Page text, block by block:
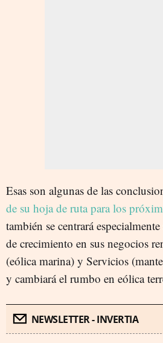
Esas son algunas de las
de su hoja de ruta para los
también se centrará
de crecimiento en sus negocios
(eólica marina) y Servicios
y cambiará el rumbo en eólica
NEWSLETTER - INVERTIA